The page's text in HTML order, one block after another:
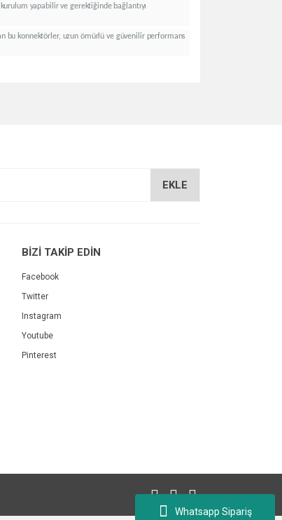
Whatsapp Sipariş
yapabilir ve gerektiğinde bağlantıyı
bu konnektörler, uzun ömürlü ve güvenilir performans
EKLE
BİZİ TAKİP EDİN
Facebook
Twitter
Instagram
Youtube
Pinterest